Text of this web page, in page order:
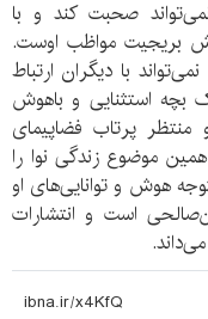
صحبت کند و با
بریجیت مواظب اوست.
با دیگران ارتباط
بچه استثنایی و باهوش
پرتاب فضاپیمای
موضوع زندگی نوا را
هوش و توانایی‌های او
است و انتشارات